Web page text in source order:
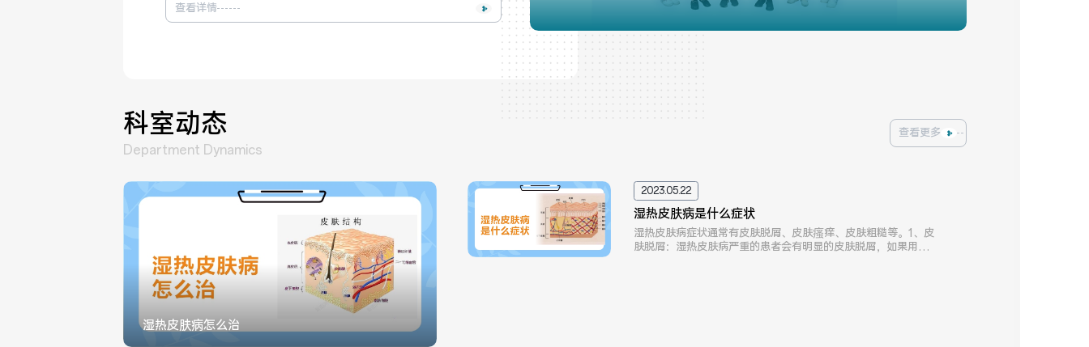
查看详情
科室动态
Department Dynamics
查看更多
湿热皮肤病怎么治
2023.05.22
湿热皮肤病是什么症状
湿热皮肤病症状通常有皮肤脱屑、皮肤瘙痒、皮肤粗糙等。1、皮
肤脱屑：湿热皮肤病严重的患者会有明显的皮肤脱屑，如果用手